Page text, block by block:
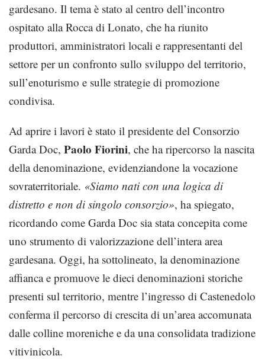
gardesano. Il tema è stato al centro dell’incontro
ospitato alla Rocca di Lonato, che ha riunito
produttori, amministratori locali e rappresentanti del
settore per un confronto sullo sviluppo del territorio,
sull’enoturismo e sulle strategie di promozione
condivisa.
Ad aprire i lavori è stato il presidente del Consorzio
Garda Doc, Paolo Fiorini, che ha ripercorso la nascita
della denominazione, evidenziandone la vocazione
sovraterritoriale. «Siamo nati con una logica di
distretto e non di singolo consorzio», ha spiegato,
ricordando come Garda Doc sia stata concepita come
uno strumento di valorizzazione dell’intera area
gardesana. Oggi, ha sottolineato, la denominazione
affianca e promuove le dieci denominazioni storiche
presenti sul territorio, mentre l’ingresso di Castenedolo
conferma il percorso di crescita di un’area accomunata
dalle colline moreniche e da una consolidata tradizione
vitivinicola.